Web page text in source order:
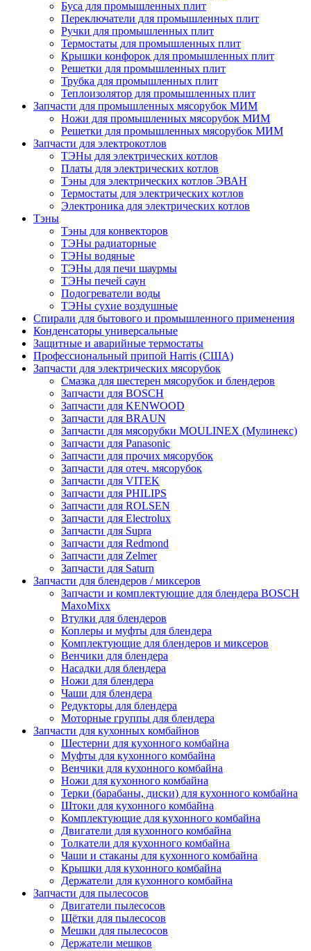
Буса для промышленных плит
Переключатели для промышленных плит
Ручки для промышленных плит
Термостаты для промышленных плит
Крышки конфорок для промышленных плит
Решетки для промышленных плит
Трубка для промышленных плит
Теплоизолятор для промышленных плит
Запчасти для промышленных мясорубок МИМ
Ножи для промышленных мясорубок МИМ
Решетки для промышленных мясорубок МИМ
Запчасти для электрокотлов
ТЭНы для электрических котлов
Платы для электрических котлов
Тэны для электрических котлов ЭВАН
Термостаты для электрических котлов
Электроника для электрических котлов
Тэны
Тэны для конвекторов
ТЭНы радиаторные
ТЭНы водяные
ТЭНы для печи шаурмы
ТЭНы печей саун
Подогреватели воды
ТЭНы сухие воздушные
Спирали для бытового и промышленного применения
Конденсаторы универсальные
Защитные и аварийные термостаты
Профессиональный припой Harris (США)
Запчасти для электрических мясорубок
Смазка для шестерен мясорубок и блендеров
Запчасти для BOSCH
Запчасти для KENWOOD
Запчасти для BRAUN
Запчасти для мясорубки MOULINEX (Мулинекс)
Запчасти для Panasonic
Запчасти для прочих мясорубок
Запчасти для отеч. мясорубок
Запчасти для VITEK
Запчасти для PHILIPS
Запчасти для ROLSEN
Запчасти для Electrolux
Запчасти для Supra
Запчасти для Redmond
Запчасти для Zelmer
Запчасти для Saturn
Запчасти для блендеров / миксеров
Запчасти и комплектующие для блендера BOSCH
MaxoMixx
Втулки для блендеров
Коплеры и муфты для блендера
Комплектующие для блендеров и миксеров
Венчики для блендера
Насадки для блендера
Ножи для блендера
Чаши для блендера
Редукторы для блендера
Моторные группы для блендера
Запчасти для кухонных комбайнов
Шестерни для кухонного комбайна
Муфты для кухонного комбайна
Венчики для кухонного комбайна
Ножи для кухонного комбайна
Терки (барабаны, диски) для кухонного комбайна
Штоки для кухонного комбайна
Комплектующие для кухонного комбайна
Двигатели для кухонного комбайна
Толкатели для кухонного комбайна
Чаши и стаканы для кухонного комбайна
Крышки для кухонного комбайна
Держатели для кухонного комбайна
Запчасти для пылесосов
Двигатели пылесосов
Щётки для пылесосов
Мешки для пылесосов
Держатели мешков